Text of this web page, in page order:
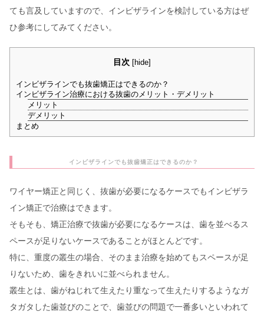
ても言及していますので、インビザラインを検討している方はぜ
ひ参考にしてみてください。
目次 hide
インビザラインでも抜歯矯正はできるのか？
インビザライン治療における抜歯のメリット・デメリット
メリット
デメリット
まとめ
インビザラインでも抜歯矯正はできるのか？
ワイヤー矯正と同じく、抜歯が必要になるケースでもインビザラ
イン矯正で治療はできます。
そもそも、矯正治療で抜歯が必要になるケースは、歯を並べるス
ペースが足りないケースであることがほとんどです。
特に、重度の叢生の場合、そのまま治療を始めてもスペースが足
りないため、歯をきれいに並べられません。
叢生とは、歯がねじれて生えたり重なって生えたりするようなガ
タガタした歯並びのことで、歯並びの問題で一番多いといわれて